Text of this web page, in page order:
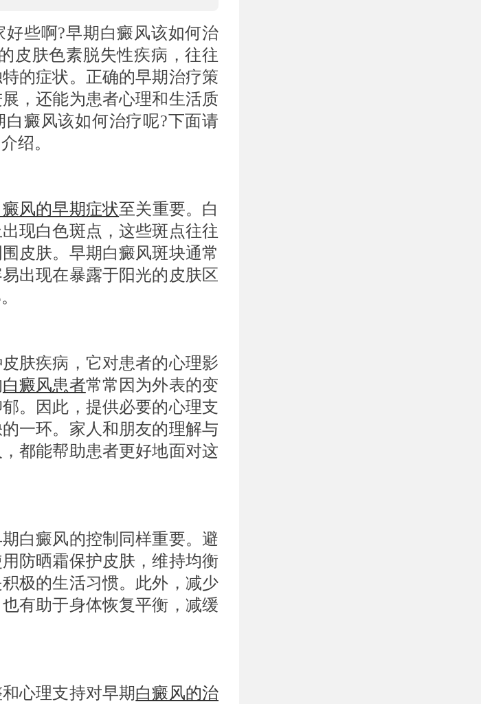
好些啊?早期白癜风该如何治
皮肤色素脱失性疾病，往往
的症状。正确的早期治疗策
，还能为患者心理和生活质
癜风该如何治疗呢?下面请
绍。
癜风的早期症状至关重要。白
现白色斑点，这些斑点往往
皮肤。早期白癜风斑块通常
出现在暴露于阳光的皮肤区
疾病，它对患者的心理影
白癜风患者常常因为外表的变
。因此，提供必要的心理支
一环。家人和朋友的理解与
都能帮助患者更好地面对这
癜风的控制同样重要。避
防晒霜保护皮肤，维持均衡
极的生活习惯。此外，减少
有助于身体恢复平衡，减缓
心理支持对早期白癜风的治